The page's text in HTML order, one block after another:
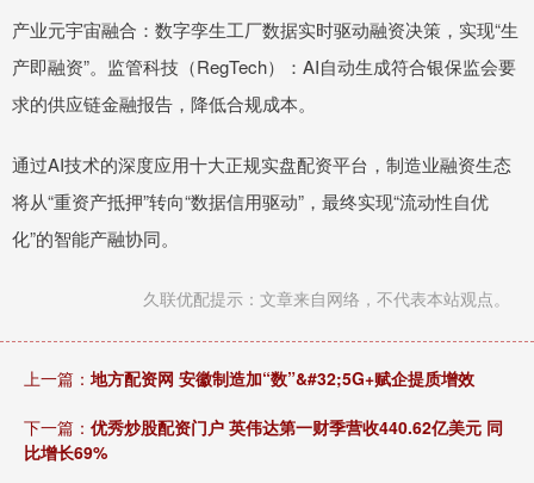
产业元宇宙融合：数字孪生工厂数据实时驱动融资决策，实现“生
产即融资”。监管科技（RegTech）：AI自动生成符合银保监会要
求的供应链金融报告，降低合规成本。
通过AI技术的深度应用十大正规实盘配资平台，制造业融资生态
将从“重资产抵押”转向“数据信用驱动”，最终实现“流动性自优
化”的智能产融协同。
久联优配提示：文章来自网络，不代表本站观点。
上一篇： 地方配资网 安徽制造加“数”&#32;5G+赋企提质增效
下一篇： 优秀炒股配资门户 英伟达第一财季营收440.62亿美元 同
比增长69%